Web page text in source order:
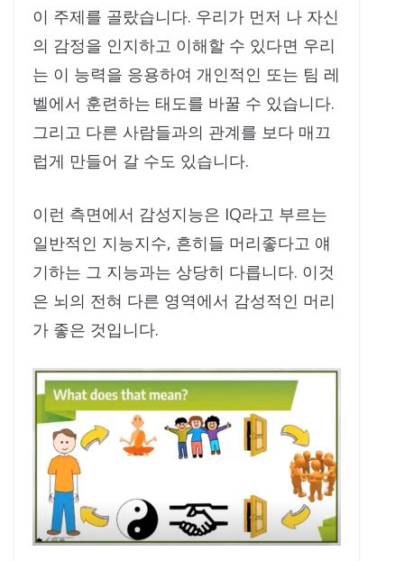
이 주제를 골랐습니다. 우리가 먼저 나 자신
의 감정을 인지하고 이해할 수 있다면 우리
는 이 능력을 응용하여 개인적인 또는 팀 레
벨에서 훈련하는 태도를 바꿀 수 있습니다.
그리고 다른 사람들과의 관계를 보다 매끄
럽게 만들어 갈 수도 있습니다.
이런 측면에서 감성지능은 IQ라고 부르는
일반적인 지능지수, 흔히들 머리좋다고 얘
기하는 그 지능과는 상당히 다릅니다. 이것
은 뇌의 전혀 다른 영역에서 감성적인 머리
가 좋은 것입니다.